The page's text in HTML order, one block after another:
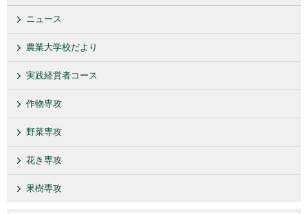
ニュース
農業大学校だより
実践経営者コース
作物専攻
野菜専攻
花き専攻
果樹専攻